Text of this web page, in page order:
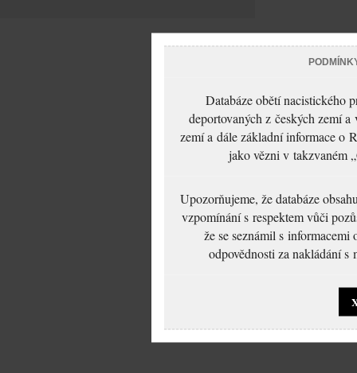
Databáze obětí nacistického
deportovaných z českých zemí
zemí a dále základní informace o
jako vězni v takzvaném
Upozorňujeme, že databáze
vzpomínání s respektem vůči
že se seznámil s
odpovědnosti za nakládání